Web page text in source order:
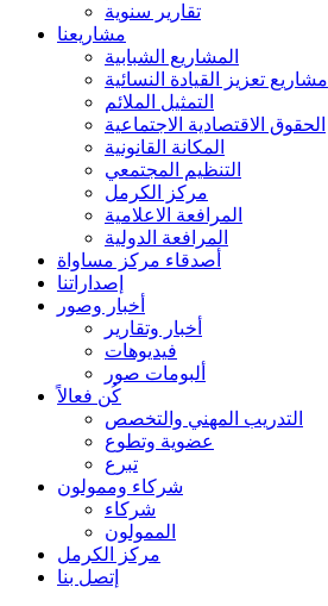
تقارير سنوية
مشاريعنا
المشاريع الشبابية
مشاريع تعزيز القيادة النسائية
التمثيل الملائم
الحقوق الاقتصادية الاجتماعية
المكانة القانونية
التنظيم المجتمعي
مركز الكرمل
المرافعة الاعلامية
المرافعة الدولية
أصدقاء مركز مساواة
إصداراتنا
أخبار وصور
أخبار وتقارير
فيديوهات
ألبومات صور
كُن فعالاً
التدريب المهني والتخصص
عضوية وتطوع
تبرع
شركاء وممولون
شركاء
الممولون
مركز الكرمل
إتصل بنا